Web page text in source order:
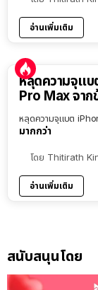
อ่านเพิ่มเติม
หลุดความจุแบ
Pro Max จาก
หลุดความจุแบต
มากกว่า
โดย Thitirath
อ่านเพิ่มเติม
สนับสนุนโดย